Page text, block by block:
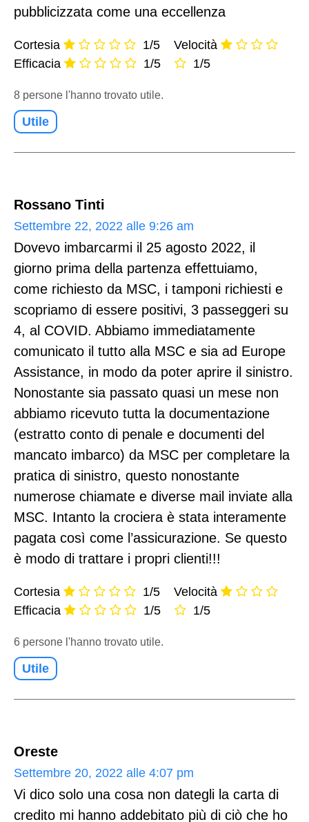
pubblicizzata come una eccellenza
Cortesia
1/5
Efficacia
1/5
Velocità
1/5
8 persone l'hanno trovato utile.
Utile
Rossano Tinti
Settembre 22, 2022 alle 9:26 am
Dovevo imbarcarmi il 25 agosto 2022, il
giorno prima della partenza effettuiamo,
come richiesto da MSC, i tamponi richiesti e
scopriamo di essere positivi, 3 passeggeri su
4, al COVID. Abbiamo immediatamente
comunicato il tutto alla MSC e sia ad Europe
Assistance, in modo da poter aprire il sinistro.
Nonostante sia passato quasi un mese non
abbiamo ricevuto tutta la documentazione
(estratto conto di penale e documenti del
mancato imbarco) da MSC per completare la
pratica di sinistro, questo nonostante
numerose chiamate e diverse mail inviate alla
MSC. Intanto la crociera è stata interamente
pagata così come l’assicurazione. Se questo
è modo di trattare i propri clienti!!!
Cortesia
1/5
Efficacia
1/5
Velocità
1/5
6 persone l'hanno trovato utile.
Utile
Oreste
Settembre 20, 2022 alle 4:07 pm
Vi dico solo una cosa non dategli la carta di
credito mi hanno addebitato più di ciò che ho